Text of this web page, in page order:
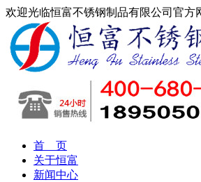
欢迎光临恒富不锈钢制品有限公司官方
首 页
关于恒富
新闻中心